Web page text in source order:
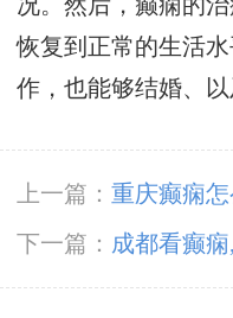
况。然后，癫痫的
恢复到正常的生活
作，也能够结婚、以
上一篇： 重庆癫痫
性发生癫痫?
下一篇： 成都看癫
哪些?